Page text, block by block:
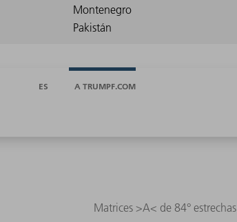
ES A TRUMPF.COM
Matrices >A< de 84° estrechas